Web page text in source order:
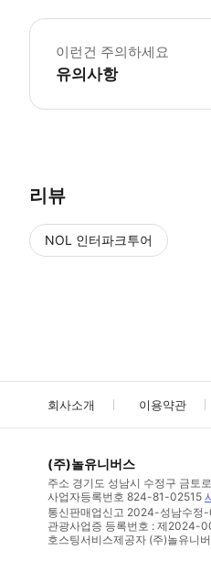
이런건 주의하세요
유의사항
리뷰
NOL 인터파크투어
회사소개 이용약관
(주)놀유니버스
주소 경기도 성남시 수정구 금토
사업자등록번호 824-81-02515
통신판매업신고 2024-성남수정
관광사업증 등록번호 : 제2024-
호스팅서비스제공자 (주)놀유니